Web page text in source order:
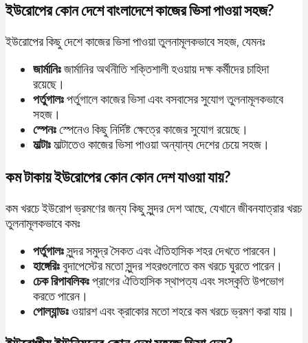
ইউরোপের কোন দেশে বাংলাদেশে কাজের ভিসা পাওয়া সহজ?
ইউরোপের কিছু দেশে কাজের ভিসা পাওয়া তুলনামূলকভাবে সহজ, যেমনঃ
জার্মানিঃজার্মানির অর্থনীতি শক্তিশালী হওয়ায় দক্ষ কর্মীদের চাহিদা
রয়েছে।
পর্তুগালঃপর্তুগালে কাজের ভিসা এবং বসবাসের সুযোগ তুলনামূলকভাবে
সহজ।
স্পেনঃস্পেনেও কিছু নির্দিষ্ট ক্ষেত্রে কাজের সুযোগ রয়েছে।
মাল্টাঃমাল্টাতেও কাজের ভিসা পাওয়া অন্যান্য দেশের চেয়ে সহজ।
কম টাকায় ইউরোপের কোন কোন দেশ যাওয়া যায়?
কম খরচে ইউরোপ ভ্রমণের জন্য কিছু সুন্দর দেশ আছে, যেখানে জীবনযাত্রার খরচ
তুলনামূলকভাবে কমঃ
পর্তুগালঃসুন্দর সমুদ্র সৈকত এবং ঐতিহাসিক শহর দেখতে পারবেন।
হাঙ্গেরিঃবুদাপেস্টের মতো সুন্দর শহরগুলোতে কম খরচে ঘুরতে পারেন।
চেক রিপাবলিকঃপ্রাগের ঐতিহাসিক স্থাপত্য এবং সংস্কৃতি উপভোগ
করতে পারেন।
পোল্যান্ডঃওয়ারশ এবং ক্রাকোর মতো শহরে কম খরচে ভ্রমণ করা যায়।